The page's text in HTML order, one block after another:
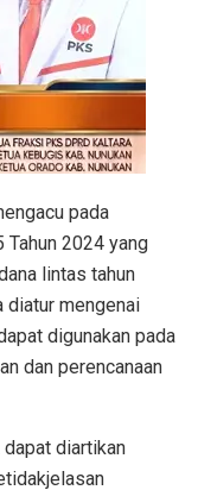
pada
Tahun 2024 yang
lintas tahun
diatur mengenai
digunakan pada
dan perencanaan
dapat diartikan